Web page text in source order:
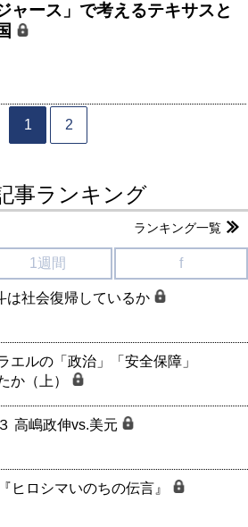
ャース」で考えるテキサスと
1 2
事ランキング
ランキング一覧
1週間 f
社会復帰しているか
エルの「政治」「安全保障」
か（上）
高嶋政伸vs.美元
ロシマいのちの伝言』